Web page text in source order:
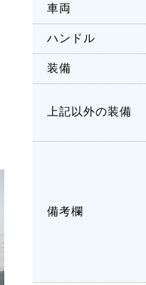
車両
ハンドル
装備
上記以外の装備
備考欄